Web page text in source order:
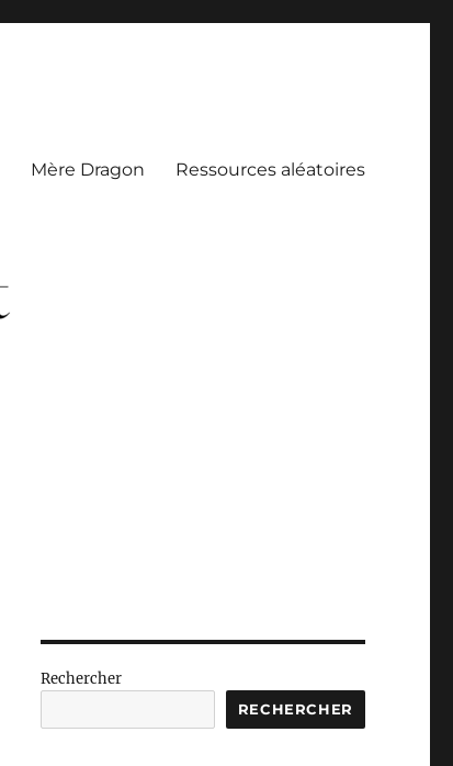
Mère Dragon Ressources aléatoires
Rechercher
RECHERCHER